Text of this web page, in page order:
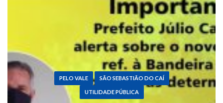
PELO VALE SÃO SEBASTIÃO DO CAÍ
UTILIDADE PÚBLICA